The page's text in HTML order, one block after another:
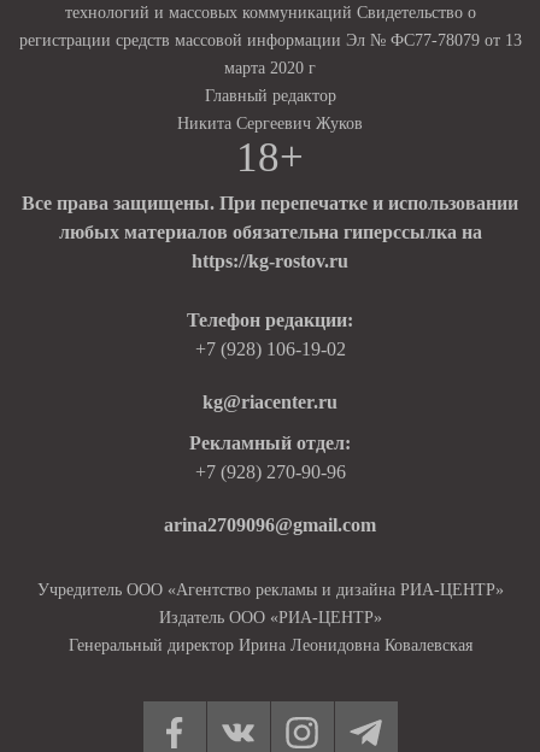
технологий и массовых коммуникаций Свидетельство о
регистрации средств массовой информации Эл № ФС77-78079 от 13
марта 2020 г
Главный редактор
Никита Сергеевич Жуков
18+
Все права защищены. При перепечатке и использовании
любых материалов обязательна гиперссылка на
https://kg-rostov.ru
Телефон редакции:
+7 (928) 106-19-02
kg@riacenter.ru
Рекламный отдел:
+7 (928) 270-90-96
arina2709096@gmail.com
Учредитель ООО «Агентство рекламы и дизайна РИА-ЦЕНТР»
Издатель ООО «РИА-ЦЕНТР»
Генеральный директор Ирина Леонидовна Ковалевская